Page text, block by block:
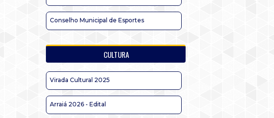
Conselho Municipal de Esportes
CULTURA
Virada Cultural 2025
Arraiá 2026 - Edital